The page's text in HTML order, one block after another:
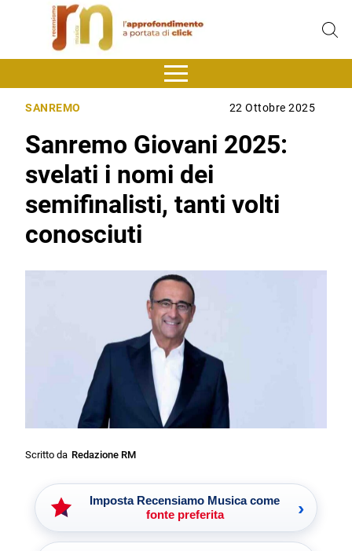
SANREMO 22 Ottobre 2025
Sanremo Giovani 2025:
svelati i nomi dei
semifinalisti, tanti volti
conosciuti
Scritto da Redazione RM
Imposta Recensiamo Musica come
fonte preferita
›